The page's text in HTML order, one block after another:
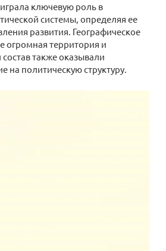
ключевую роль в
системы, определяя ее
развития. Географическое
огромная территория и
также оказывали
на политическую структуру.